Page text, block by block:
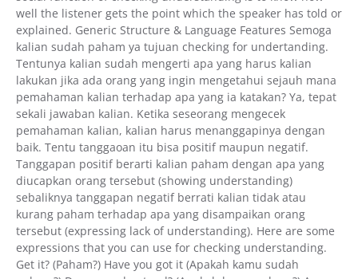
well the listener gets the point which the speaker has told or
explained. Generic Structure & Language Features Semoga
kalian sudah paham ya tujuan checking for undertanding.
Tentunya kalian sudah mengerti apa yang harus kalian
lakukan jika ada orang yang ingin mengetahui sejauh mana
pemahaman kalian terhadap apa yang ia katakan? Ya, tepat
sekali jawaban kalian. Ketika seseorang mengecek
pemahaman kalian, kalian harus menanggapinya dengan
baik. Tentu tanggaoan itu bisa positif maupun negatif.
Tanggapan positif berarti kalian paham dengan apa yang
diucapkan orang tersebut (showing understanding)
sebaliknya tanggapan negatif berrati kalian tidak atau
kurang paham terhadap apa yang disampaikan orang
tersebut (expressing lack of understanding). Here are some
expressions that you can use for checking understanding.
Get it? (Paham?) Have you got it (Apakah kamu sudah